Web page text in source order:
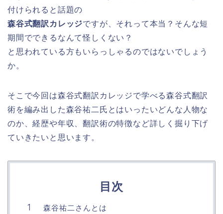
付けられると話題の
森谷式翻訳カレッジですが、それって本当？そんな短
期間でできるなんて怪しくない？
と思われている方もいらっしゃるのではないでしょう
か。
そこで今回は森谷式翻訳カレッジで学べる森谷式翻訳
術を編み出した森谷祐二氏とはいったいどんな人物な
のか、経歴や年収、翻訳術の特徴など詳しく掘り下げ
ていきたいと思います。
目次
森谷祐二さんとは